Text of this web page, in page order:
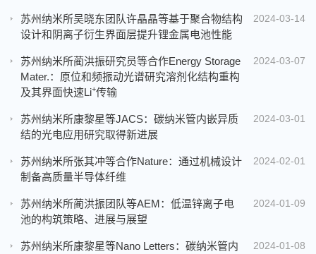
2024-03-14
苏州纳米所吴晓东团队许晶晶等基于聚合物结构
设计和阴离子衍生界面层提升锂金属电池性能
2024-03-07
苏州纳米所蔺洪振研究员等合作Energy Storage
Mater.：原位和频振动光谱研究溶剂化结构重构
及其界面快速Li+传输
2024-03-01
苏州纳米所康黎星等JACS：碳纳米管内嵌异质
结的光电应用研究取得新进展
2024-02-01
苏州纳米所张其冲等合作Nature：通过机械设计
制备高质量半导体纤维
2024-01-09
苏州纳米所蔺洪振团队等AEM：低温锌离子电
池的构筑策略、进展与展望
2024-01-08
苏州纳米所康黎星等Nano Letters：碳纳米管内